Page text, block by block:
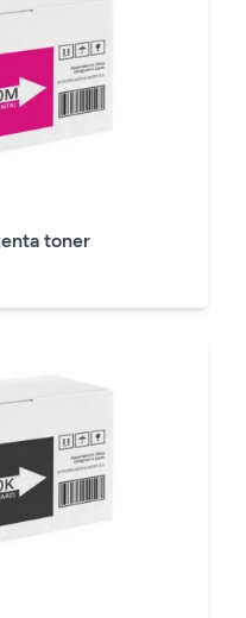
toner